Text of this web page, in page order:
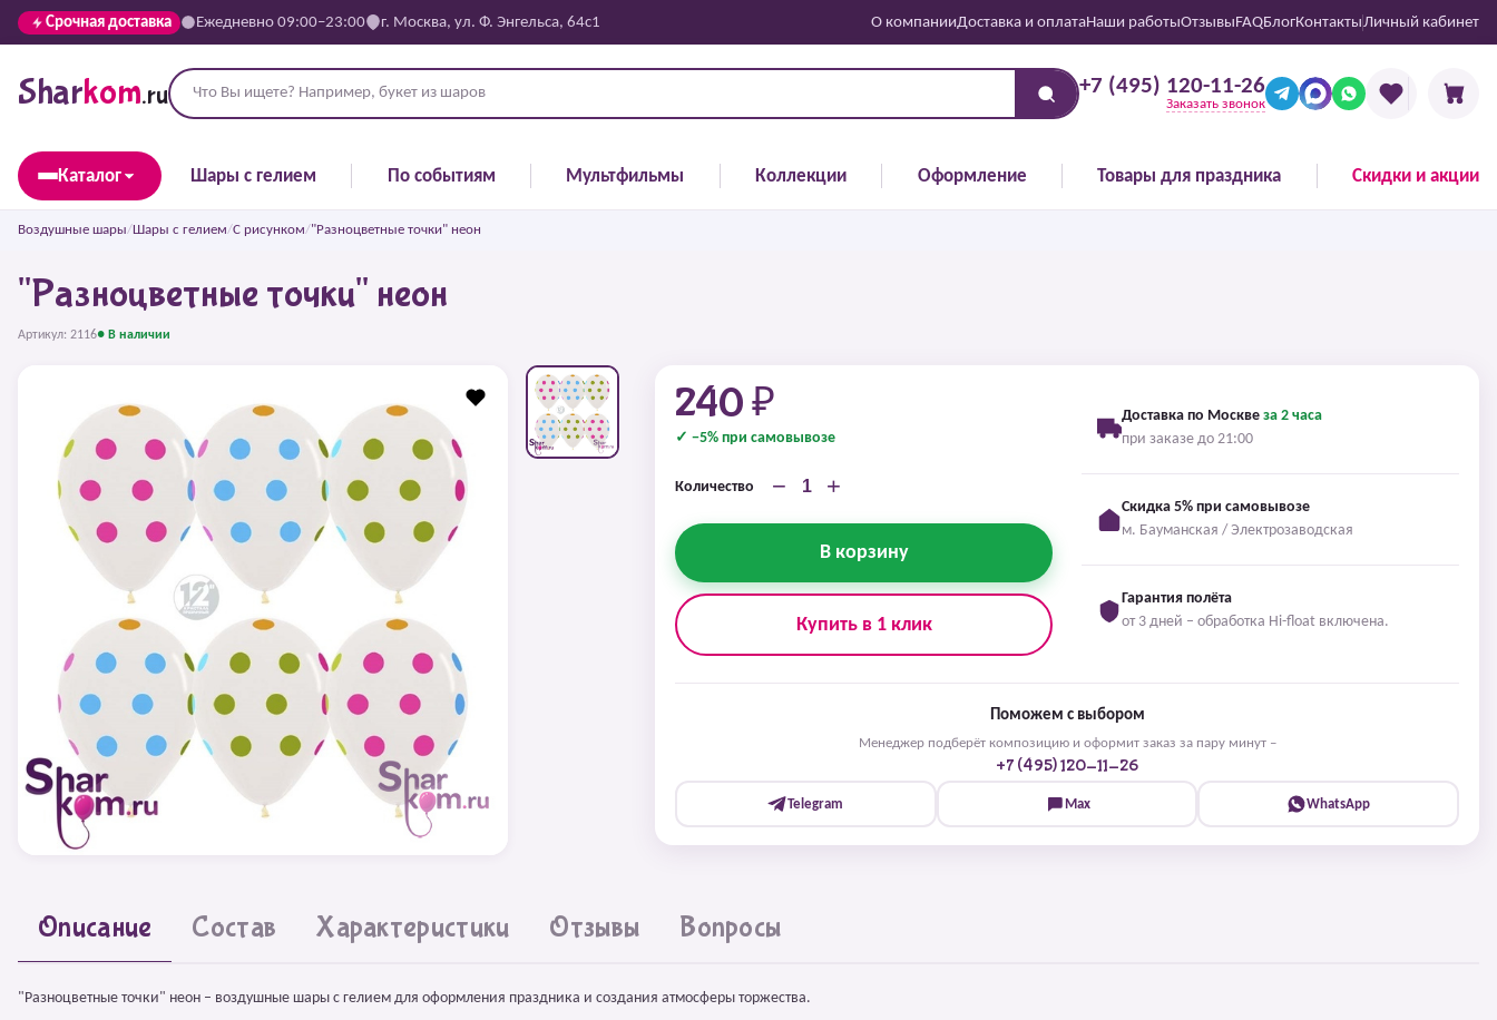
Срочная доставка Ежедневно 09:00–23:00 г. Москва, ул. Ф. Энгельса, 64с1 О компанииДоставка и оплатаНаши работыОтзывыFAQБлогКонтактыЛичный кабинет
Sharkom.ru +7 (495) 120-11-26
Заказать звонок
Каталог Шары с гелием По событиям Мультфильмы Коллекции Оформление Товары для праздника Скидки и акции
Воздушные шары/Шары с гелием/С рисунком/"Разноцветные точки" неон
"Разноцветные точки" неон
Артикул: 2116● В наличии
240 ₽
✓ −5% при самовывозе
Количество − +
В корзину
Купить в 1 клик
Доставка по Москве за 2 часа
при заказе до 21:00
Скидка 5% при самовывозе
м. Бауманская / Электрозаводская
Гарантия полёта
от 3 дней – обработка Hi-float включена.
Поможем с выбором
Менеджер подберёт композицию и оформит заказ за пару минут –
+7 (495) 120-11-26
Telegram Max WhatsApp
Описание Состав Характеристики Отзывы Вопросы
"Разноцветные точки" неон – воздушные шары с гелием для оформления праздника и создания атмосферы торжества.